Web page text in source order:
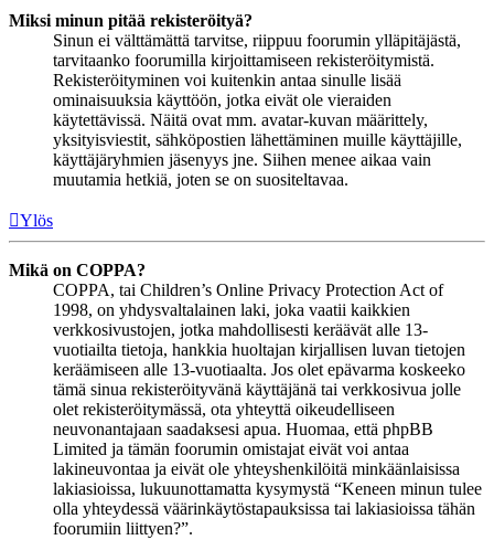
Miksi minun pitää rekisteröityä?
Sinun ei välttämättä tarvitse, riippuu foorumin ylläpitäjästä,
tarvitaanko foorumilla kirjoittamiseen rekisteröitymistä.
Rekisteröityminen voi kuitenkin antaa sinulle lisää
ominaisuuksia käyttöön, jotka eivät ole vieraiden
käytettävissä. Näitä ovat mm. avatar-kuvan määrittely,
yksityisviestit, sähköpostien lähettäminen muille käyttäjille,
käyttäjäryhmien jäsenyys jne. Siihen menee aikaa vain
muutamia hetkiä, joten se on suositeltavaa.
Ylös
Mikä on COPPA?
COPPA, tai Children’s Online Privacy Protection Act of
1998, on yhdysvaltalainen laki, joka vaatii kaikkien
verkkosivustojen, jotka mahdollisesti keräävät alle 13-
vuotiailta tietoja, hankkia huoltajan kirjallisen luvan tietojen
keräämiseen alle 13-vuotiaalta. Jos olet epävarma koskeeko
tämä sinua rekisteröityvänä käyttäjänä tai verkkosivua jolle
olet rekisteröitymässä, ota yhteyttä oikeudelliseen
neuvonantajaan saadaksesi apua. Huomaa, että phpBB
Limited ja tämän foorumin omistajat eivät voi antaa
lakineuvontaa ja eivät ole yhteyshenkilöitä minkäänlaisissa
lakiasioissa, lukuunottamatta kysymystä “Keneen minun tulee
olla yhteydessä väärinkäytöstapauksissa tai lakiasioissa tähän
foorumiin liittyen?”.